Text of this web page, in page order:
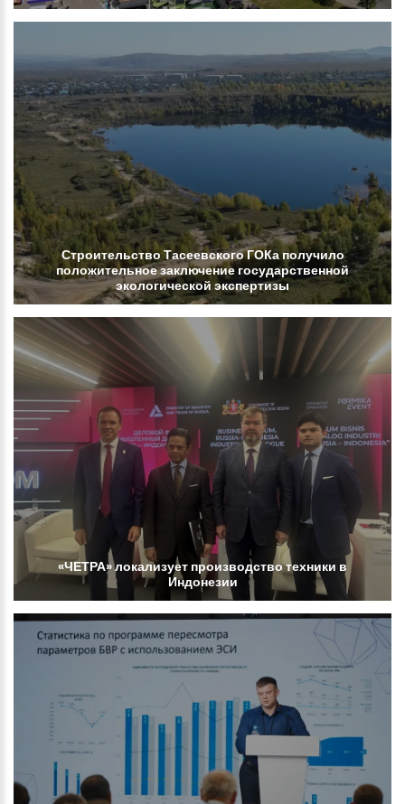
СтроительствоТасеевскогоГОКаполучило
положительноезаключение государственной
экологической экспертизы
«ЧЕТРА»локализует производствотехники в
Индонезии